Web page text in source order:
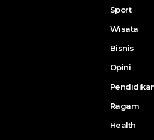
Sport
Wisata
Bisnis
Opini
Ragam
Health